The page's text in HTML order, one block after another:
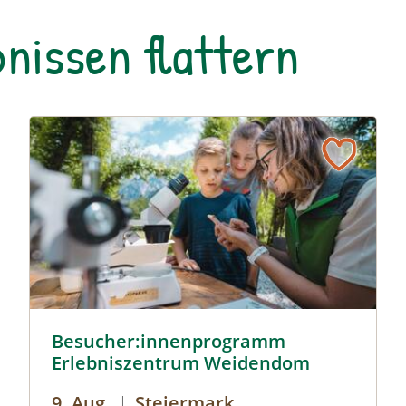
flattern
Besucher:innenprogramm
Erlebniszentrum Weidendom